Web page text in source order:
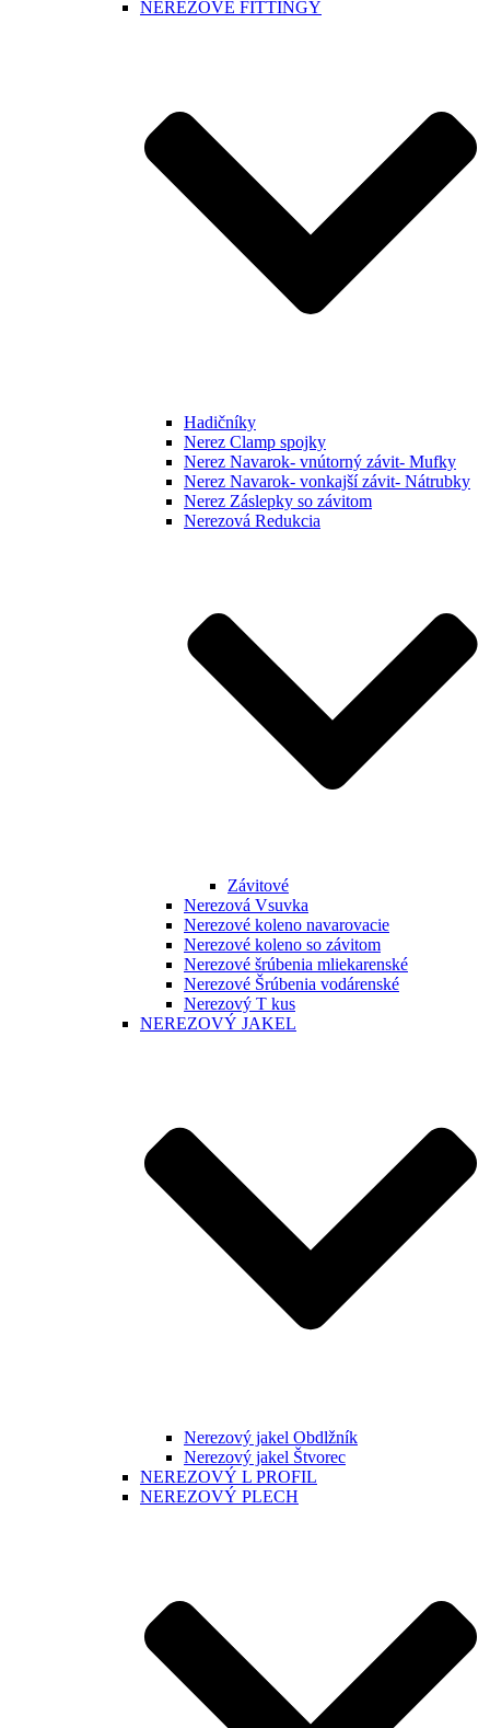
NEREZOVÉ FITTINGY
Hadičníky
Nerez Clamp spojky
Nerez Navarok- vnútorný závit- Mufky
Nerez Navarok- vonkajší závit- Nátrubky
Nerez Záslepky so závitom
Nerezová Redukcia
Závitové
Nerezová Vsuvka
Nerezové koleno navarovacie
Nerezové koleno so závitom
Nerezové šrúbenia mliekarenské
Nerezové Šrúbenia vodárenské
Nerezový T kus
NEREZOVÝ JAKEL
Nerezový jakel Obdlžník
Nerezový jakel Štvorec
NEREZOVÝ L PROFIL
NEREZOVÝ PLECH